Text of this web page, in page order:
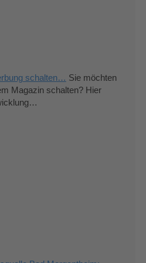
schalten… Sie möchten
Magazin schalten? Hier